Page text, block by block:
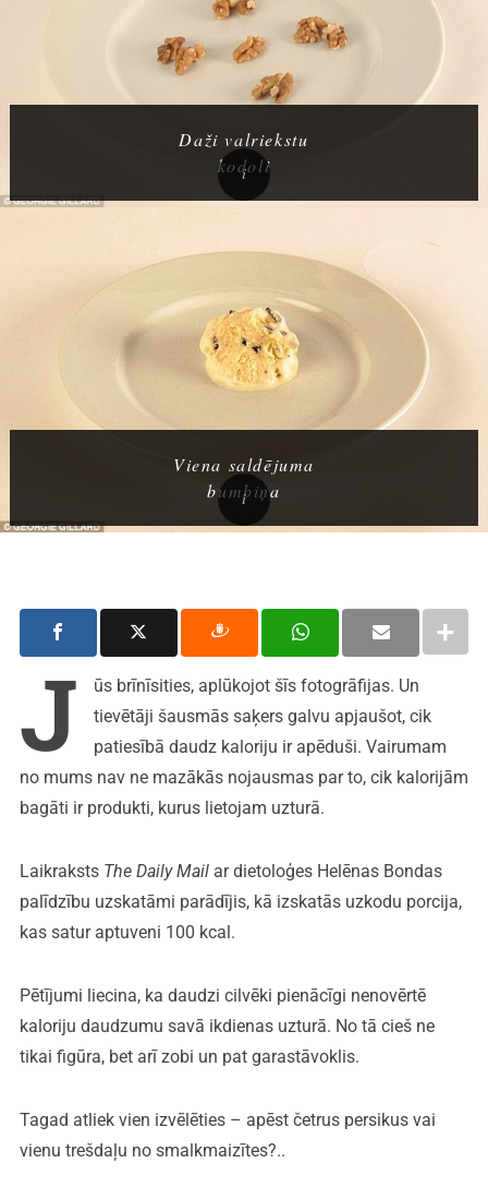
Daži valriekstu
kodoli
Viena saldējuma
bumbiņa
J
ūs brīnīsities, aplūkojot šīs fotogrāfijas. Un
tievētāji šausmās saķers galvu apjaušot, cik
patiesībā daudz kaloriju ir apēduši. Vairumam
no mums nav ne mazākās nojausmas par to, cik kalorijām
bagāti ir produkti, kurus lietojam uzturā.
Laikraksts The Daily Mailar dietoloģes Helēnas Bondas
palīdzību uzskatāmi parādījis, kā izskatās uzkodu porcija,
kas satur aptuveni 100 kcal.
Pētījumi liecina, ka daudzi cilvēki pienācīgi nenovērtē
kaloriju daudzumu savā ikdienas uzturā. No tā cieš ne
tikai figūra, bet arī zobi un pat garastāvoklis.
Tagad atliek vien izvēlēties – apēst četrus persikus vai
vienu trešdaļu no smalkmaizītes?..